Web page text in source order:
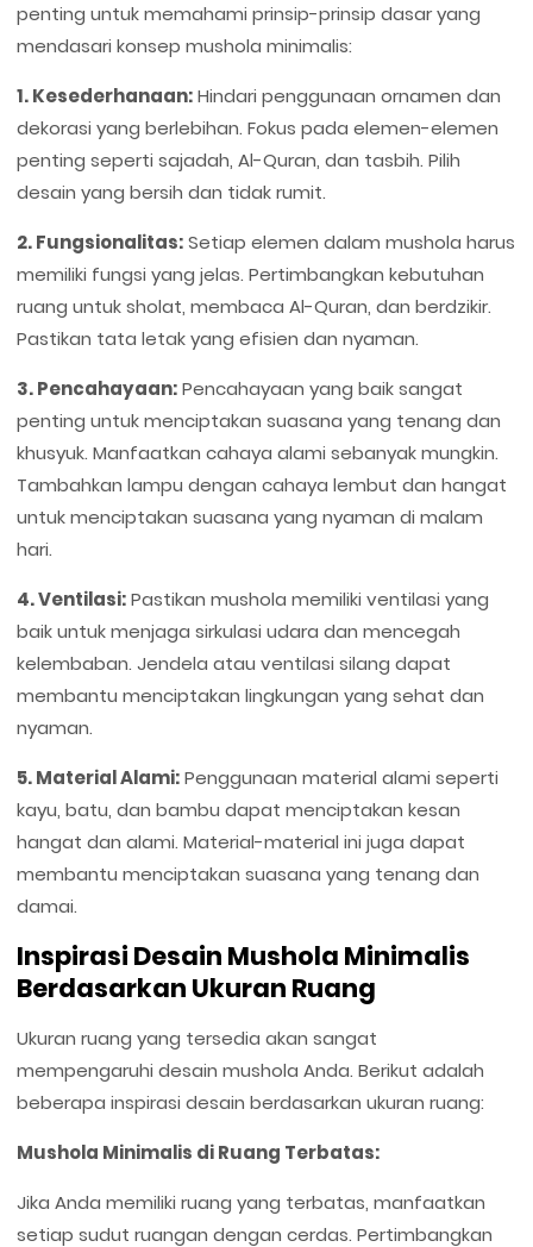
penting untuk memahami prinsip-prinsip dasar yang
mendasari konsep mushola minimalis:
1. Kesederhanaan:Hindari penggunaan ornamen dan
dekorasi yang berlebihan. Fokus pada elemen-elemen
penting seperti sajadah, Al-Quran, dan tasbih. Pilih
desain yang bersih dan tidak rumit.
2. Fungsionalitas:Setiap elemen dalam mushola harus
memiliki fungsi yang jelas. Pertimbangkan kebutuhan
ruang untuk sholat, membaca Al-Quran, dan berdzikir.
Pastikan tata letak yang efisien dan nyaman.
3. Pencahayaan:Pencahayaan yang baik sangat
penting untuk menciptakan suasana yang tenang dan
khusyuk. Manfaatkan cahaya alami sebanyak mungkin.
Tambahkan lampu dengan cahaya lembut dan hangat
untuk menciptakan suasana yang nyaman di malam
hari.
4. Ventilasi:Pastikan mushola memiliki ventilasi yang
baik untuk menjaga sirkulasi udara dan mencegah
kelembaban. Jendela atau ventilasi silang dapat
membantu menciptakan lingkungan yang sehat dan
nyaman.
5. Material Alami:Penggunaan material alami seperti
kayu, batu, dan bambu dapat menciptakan kesan
hangat dan alami. Material-material ini juga dapat
membantu menciptakan suasana yang tenang dan
damai.
Inspirasi Desain Mushola Minimalis
Berdasarkan Ukuran Ruang
Ukuran ruang yang tersedia akan sangat
mempengaruhi desain mushola Anda. Berikut adalah
beberapa inspirasi desain berdasarkan ukuran ruang:
Mushola Minimalis di Ruang Terbatas:
Jika Anda memiliki ruang yang terbatas, manfaatkan
setiap sudut ruangan dengan cerdas. Pertimbangkan